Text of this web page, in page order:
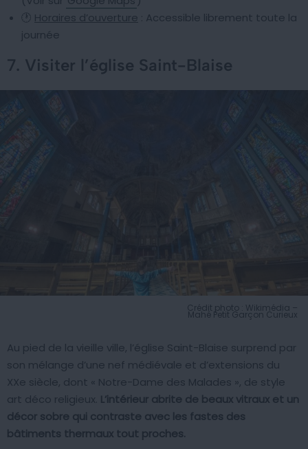
🕐 Horaires d’ouverture : Accessible librement toute la
journée
7. Visiter l’église Saint-Blaise
Crédit photo : Wikimédia –
Mahé Petit Garçon Curieux
Au pied de la vieille ville, l’église Saint-Blaise surprend par
son mélange d’une nef médiévale et d’extensions du
XXe siècle, dont « Notre-Dame des Malades », de style
art déco religieux. L’intérieur abrite de beaux vitraux et un
décor sobre qui contraste avec les fastes des
bâtiments thermaux tout proches.